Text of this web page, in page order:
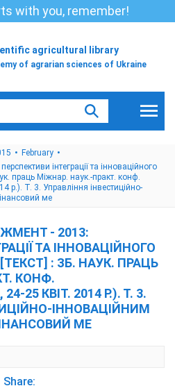
with you, remember!
agricultural library
of agrarian sciences of Ukraine
February
інтеграції та інноваційного
праць Міжнар. наук.-практ. конф.
р.). Т. 3. Управління інвестиційно-
ме
- 2013:
ТА ІННОВАЦІЙНОГО
: ЗБ. НАУК. ПРАЦЬ
КОНФ.
25 КВІТ. 2014 Р.). Т. 3.
ІННОВАЦІЙНИМ
МЕ
Share: